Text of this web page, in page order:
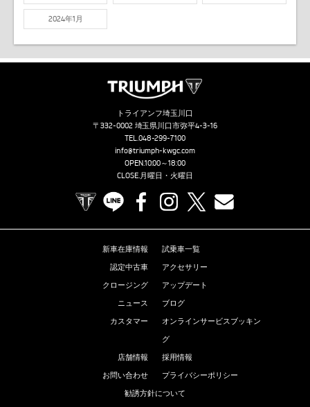
2024年1月
トライアンフ埼玉川口
〒332-0002 埼玉県川口市弥平4-3-16
TEL.048-299-7100
info@triumph-kwgc.com
OPEN.10:00～18:00
CLOSE.月曜日・火曜日
TRIUMPH OFFICIAL SITE
LINE FacebookInstagram
新車在庫情報
試乗車一覧
認定中古車
アクセサリー
クロージング
アップデート
ニュース
ブログ
カスタマー
オンラインサービスブッキン
グ
店舗情報
採用情報
お問い合わせ
プライバシーポリシー
勧誘方針について